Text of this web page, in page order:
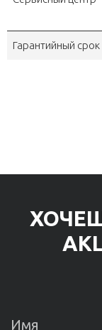
Гарантийный срок